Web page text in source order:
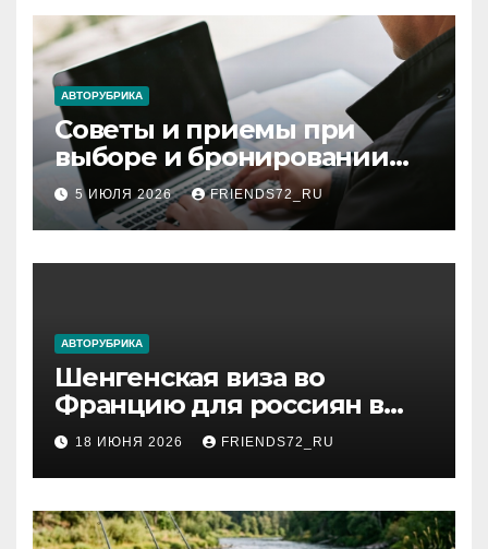
АВТОРУБРИКА
Советы и приемы при
выборе и бронировании
авиабилетов
5 ИЮЛЯ 2026 FRIENDS72_RU
АВТОРУБРИКА
Шенгенская виза во
Францию для россиян в
2026 году: сроки от 3 дней
и список необходимых
документов
18 ИЮНЯ 2026 FRIENDS72_RU